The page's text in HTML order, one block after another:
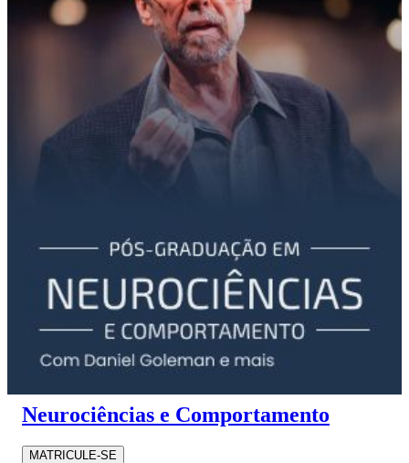
Neurociências e Comportamento
MATRICULE-SE